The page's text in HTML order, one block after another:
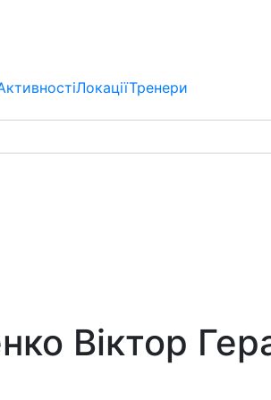
ЛокаціїТренери
Віктор